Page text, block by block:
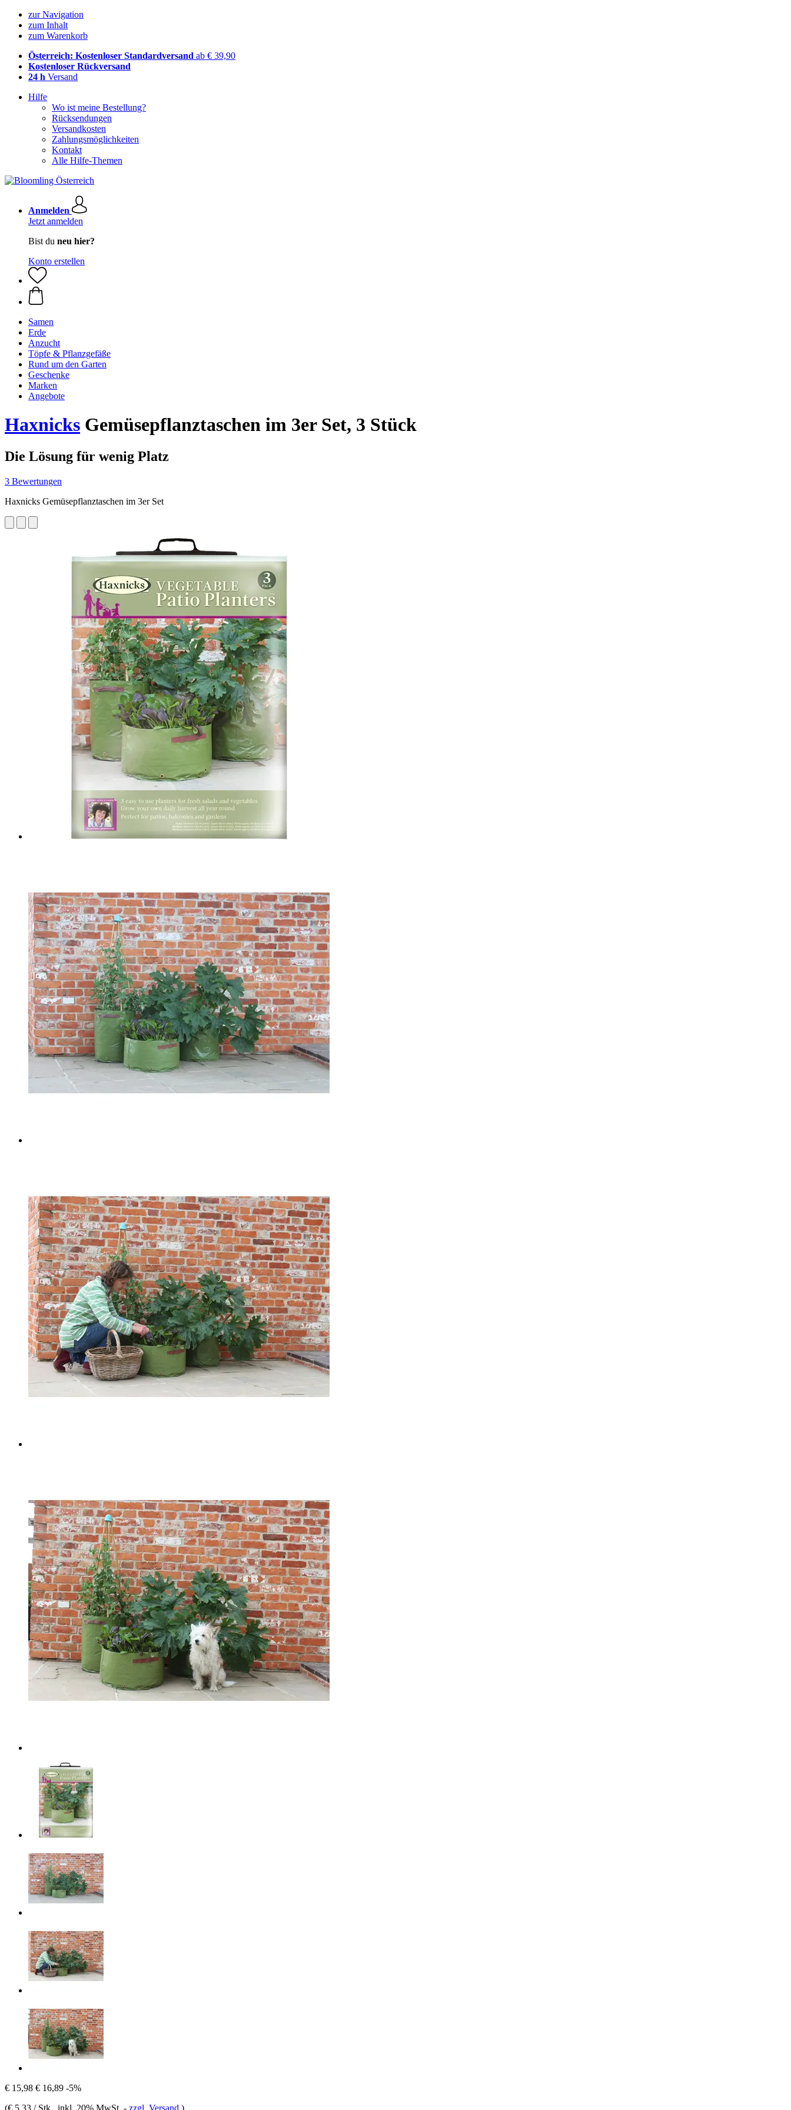
zur Navigation
zum Inhalt
zum Warenkorb
Österreich: Kostenloser Standardversand ab € 39,90
Kostenloser Rückversand
24 h Versand
Hilfe
Wo ist meine Bestellung?
Rücksendungen
Versandkosten
Zahlungsmöglichkeiten
Kontakt
Alle Hilfe-Themen
Anmelden
Jetzt anmelden
Bist du neu hier?
Konto erstellen
Samen
Erde
Anzucht
Töpfe & Pflanzgefäße
Rund um den Garten
Geschenke
Marken
Angebote
Haxnicks Gemüsepflanztaschen im 3er Set, 3 Stück
Die Lösung für wenig Platz
3 Bewertungen
Haxnicks Gemüsepflanztaschen im 3er Set
€ 15,98 € 16,89 -5%
(€ 5,33 / Stk. , inkl. 20% MwSt. - zzgl. Versand )